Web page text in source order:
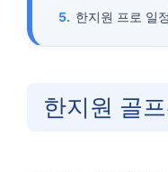
한지원 프로 일정
한지원 골